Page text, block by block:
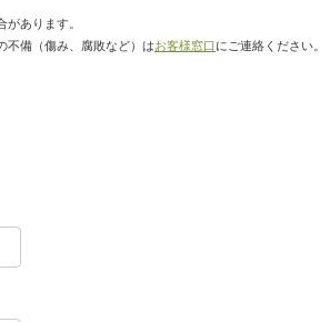
あります。
不備（傷み、腐敗など）はお客様窓口 にご連絡ください。